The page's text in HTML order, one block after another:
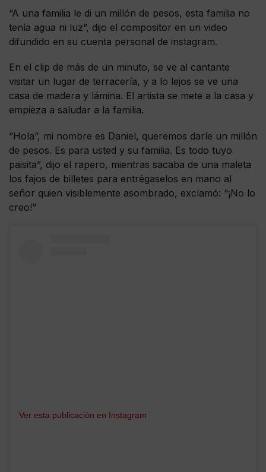
“A una familia le di un millón de pesos, esta familia no
tenía agua ni luz”, dijo el compositor en un video
difundido en su cuenta personal de instagram.
En el clip de más de un minuto, se ve al cantante
visitar un lugar de terracería, y a lo lejos se ve una
casa de madera y lámina. El artista se mete a la casa y
empieza a saludar a la familia.
“Hola”, mi nombre es Daniel, queremos darle un millón
de pesos. Es para usted y su familia. Es todo tuyo
paisita”, dijo el rapero, mientras sacaba de una maleta
los fajos de billetes para entrégaselos en mano al
señor quien visiblemente asombrado, exclamó: “¡No lo
creo!”
Ver esta publicación en Instagram